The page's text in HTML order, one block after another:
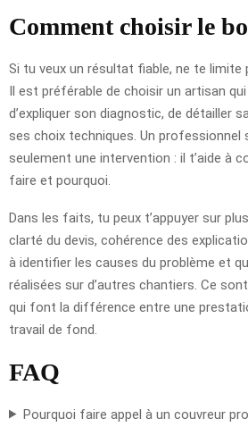
Comment choisir le
Si tu veux un résultat fiable, ne te limite
Il est préférable de choisir un artisan
d’expliquer son diagnostic, de détailler
ses choix techniques. Un professionnel
seulement une intervention : il t’aide à
faire et pourquoi.
Dans les faits, tu peux t’appuyer sur
clarté du devis, cohérence des
à identifier les causes du problème et
réalisées sur d’autres chantiers. Ce
qui font la différence entre une
travail de fond.
FAQ
Pourquoi faire appel à un couvreur